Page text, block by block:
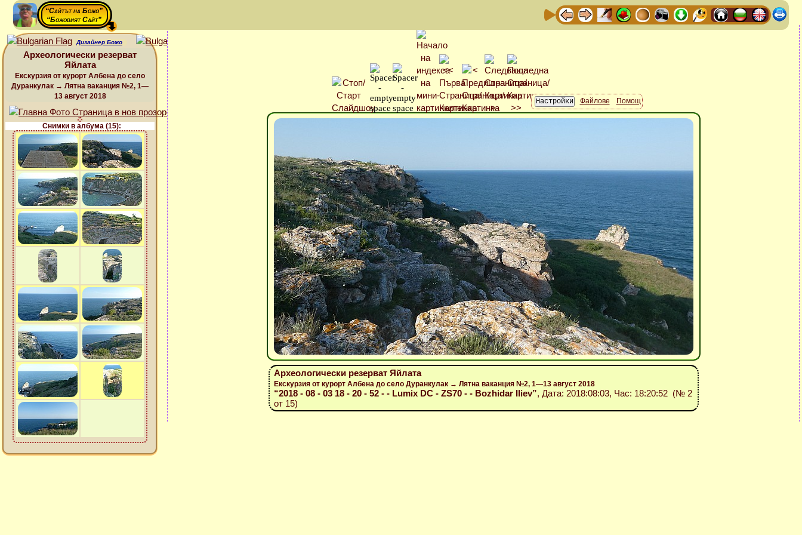
“Сайтът на Божо”
“Божовият Сайт”
Дизайнер Божо
Археологически резерват
Яйлата
Екскурзия от курорт Албена до село
Дуранкулак → Лятна ваканция №2, 1—
13 август 2018
Снимки в албума (15):
Файлове Помощ
Археологически резерват Яйлата
Екскурзия от курорт Албена до село Дуранкулак → Лятна ваканция №2, 1—13 август 2018
“2018 - 08 - 03 18 - 20 - 52 - - Lumix DC - ZS70 - - Bozhidar Iliev”, Дата: 2018:08:03, Час: 18:20:52 (№ 2
от 15)